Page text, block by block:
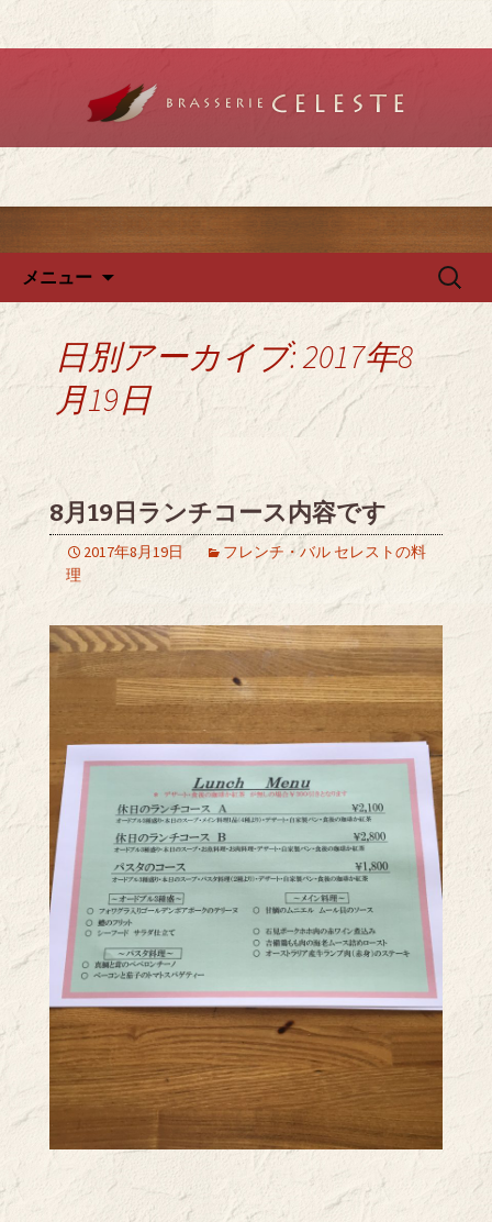
堺のフレンチ「ブラッスリー
セレスト」で、ランチ・ディ
ナーを
堺のフレンチ「ブラットリーセレス
ト」で記念日やデートを
メニュー
検
日別アーカイブ: 2017年8
月19日
8月19日ランチコース内容です
2017年8月19日
フレンチ・バル セレストの料
理